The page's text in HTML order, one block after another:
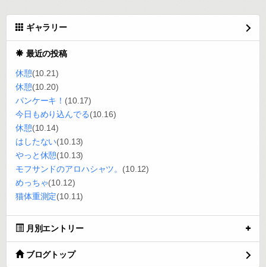
ギャラリー
最近の投稿
休憩(10.21)
休憩(10.20)
パンケーキ！ (10.17)
今日もめり込んでる(10.16)
休憩(10.14)
はしたない(10.13)
やっと休憩(10.13)
モフサンドのアロハシャツ。 (10.12)
めっちゃ(10.12)
猫体重測定(10.11)
月別エントリー
ブログトップ